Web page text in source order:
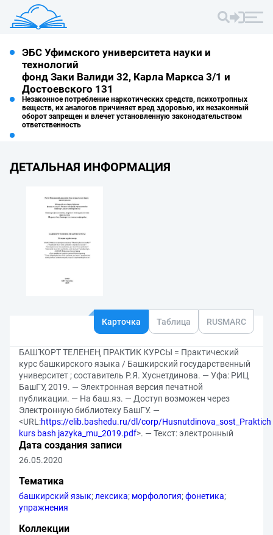
ЭБС Уфимского университета науки и
технологий
фонд Заки Валиди 32, Карла Маркса 3/1 и
Достоевского 131
Незаконное потребление наркотических средств, психотропных
веществ, их аналогов причиняет вред здоровью, их незаконный
оборот запрещен и влечет установленную законодательством
ответственность
ДЕТАЛЬНАЯ ИНФОРМАЦИЯ
Карточка Таблица RUSMARC
БАШҠОРТ ТЕЛЕНЕҢ ПРАКТИК КУРСЫ = Практический
курс башкирского языка / Башкирский государственный
университет ; составитель Р.Я. Хуснетдинова. — Уфа: РИЦ
БашГУ, 2019. — Электронная версия печатной
публикации. — На баш.яз. — Доступ возможен через
Электронную библиотеку БашГУ. —
<URL:https://elib.bashedu.ru/dl/corp/Husnutdinova_sost_Praktich
kurs bash jazyka_mu_2019.pdf>. — Текст: электронный
Дата создания записи
26.05.2020
Тематика
башкирский язык;лексика; морфология;фонетика;
упражнения
Коллекции